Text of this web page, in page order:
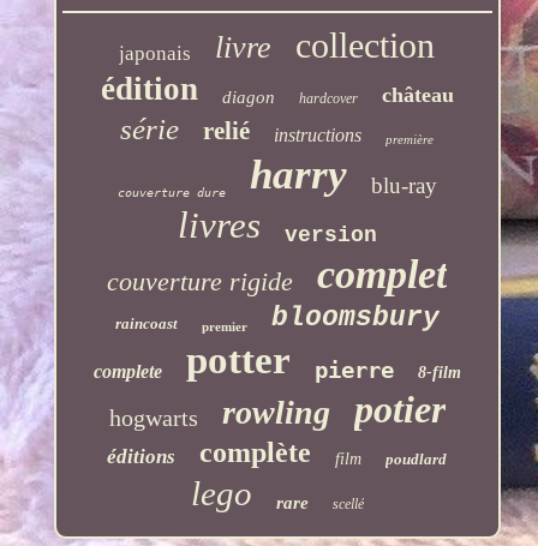
japonais livre collection
édition diagon hardcover château
série relié instructions première
couverture dure harry blu-ray
livres version
couverture rigide complet
raincoast premier bloomsbury
complete potter pierre 8-film
hogwarts rowling potier
éditions complète film poudlard
lego rare scellé